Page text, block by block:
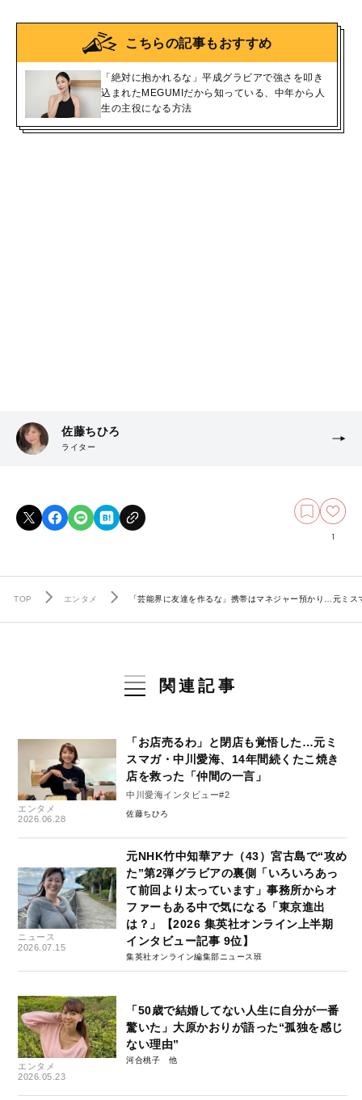
こちらの記事もおすすめ
「絶対に抱かれるな」平成グラビアで強さを叩き
込まれたMEGUMIだから知っている、中年から人
生の主役になる方法
佐藤ちひろ
ライター
1
TOP エンタメ 「芸能界に友達を作るな」携帯はマネジャー預かり…元ミ
関連記事
エンタメ
2026.06.28
「お店売るわ」と閉店も覚悟した…元ミ
スマガ・中川愛海、14年間続くたこ焼き
店を救った「仲間の一言」
中川愛海インタビュー#2
佐藤ちひろ
ニュース
2026.07.15
元NHK竹中知華アナ（43）宮古島で“攻め
た”第2弾グラビアの裏側「いろいろあっ
て前回より太っています」事務所からオ
ファーもある中で気になる「東京進出
は？」【2026 集英社オンライン上半期
インタビュー記事 9位】
集英社オンライン編集部ニュース班
エンタメ
2026.05.23
「50歳で結婚してない人生に自分が一番
驚いた」大原かおりが語った“孤独を感じ
ない理由”
河合桃子